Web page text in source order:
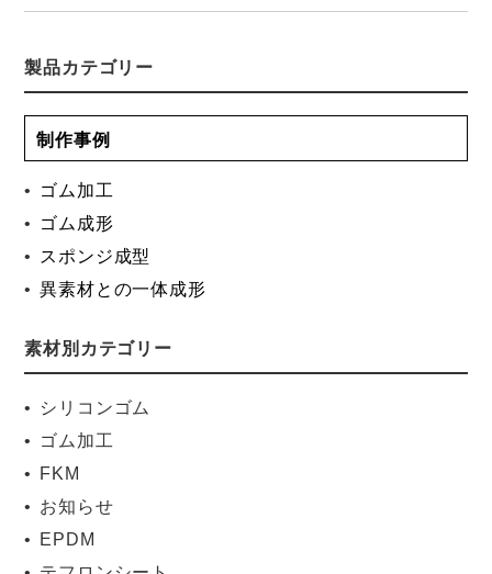
製品カテゴリー
制作事例
ゴム加工
ゴム成形
スポンジ成型
異素材との一体成形
素材別カテゴリー
シリコンゴム
ゴム加工
FKM
お知らせ
EPDM